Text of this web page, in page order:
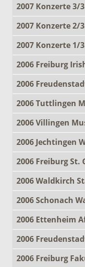
2007 Konzerte 3/3
2007 Konzerte 2/3
2007 Konzerte 1/3
2006 Freiburg
2006
2006 Tuttlingen
2006 Villingen
2006 Jechtingen
2006 Freiburg St.
2006 Waldkirch
2006 Schonach
2006 Ettenheim
2006
2006 Freiburg